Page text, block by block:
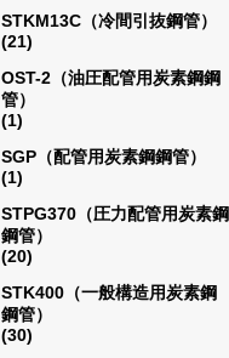
STKM13C（冷間引抜鋼管）
(21)
OST-2（油圧配管用炭素鋼鋼
管）
(1)
SGP（配管用炭素鋼鋼管）
(1)
STPG370（圧力配管用炭素鋼
鋼管）
(20)
STK400（一般構造用炭素鋼
鋼管）
(30)